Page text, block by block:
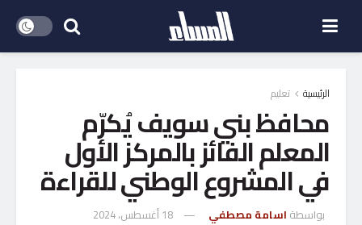
الرئيسية تعليم
محافظ بني سويف يُكرّم
المعلم الفائز بالمركز الأول
في المشروع الوطني للقراءة
بواسطة اسامة مصطفي 18 أغسطس، 2024